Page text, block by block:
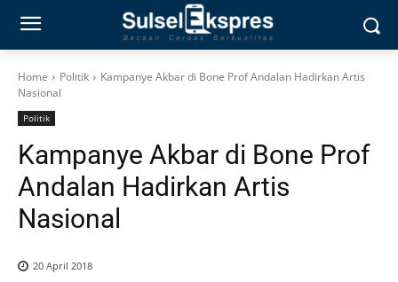
Home Politik
Kampanye Akbar di Bone Prof Andalan Hadirkan Artis
Nasional
Politik
Kampanye Akbar di Bone Prof
Andalan Hadirkan Artis
Nasional
20 April 2018